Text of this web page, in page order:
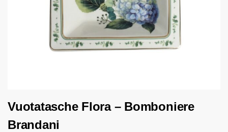
Vuotatasche Flora – Bomboniere
Brandani